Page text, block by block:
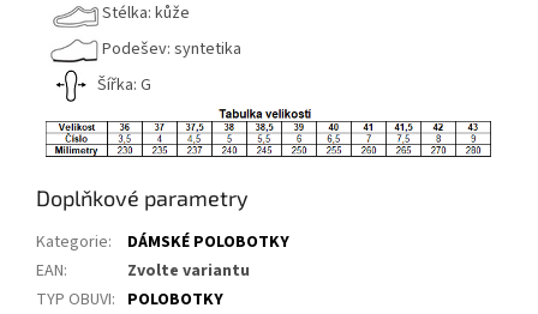
Stélka: kůže
Podešev: syntetika
Šířka: G
Doplňkové parametry
Kategorie:
DÁMSKÉ POLOBOTKY
EAN:
Zvolte variantu
TYP OBUVI: POLOBOTKY